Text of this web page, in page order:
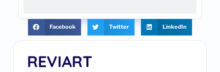
REVIART
Facebook Twitter LinkedIn